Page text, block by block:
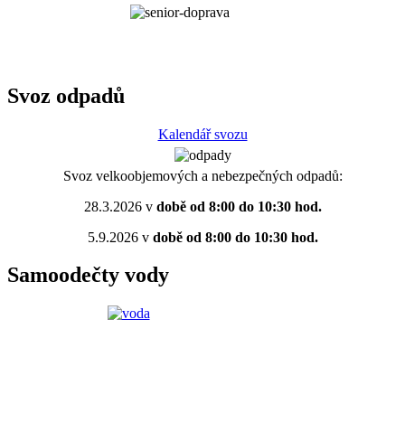
Svoz odpadů
Kalendář svozu
Svoz velkoobjemových a nebezpečných odpadů:
28.3.2026 vdobě od 8:00 do 10:30 hod.
5.9.2026 vdobě od 8:00 do 10:30 hod.
Samoodečty vody